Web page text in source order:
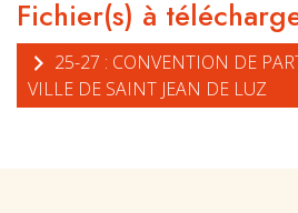
Fichier(s) à
25-27 : CONVENTION DE
VILLE DE SAINT JEAN DE LUZ